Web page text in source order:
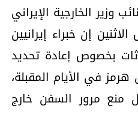
وزير الخارجية الإيراني
إن خبراء إيرانيين
بخصوص إعادة تحديد
في الأيام المقبلة،
منع مرور السفن خارج